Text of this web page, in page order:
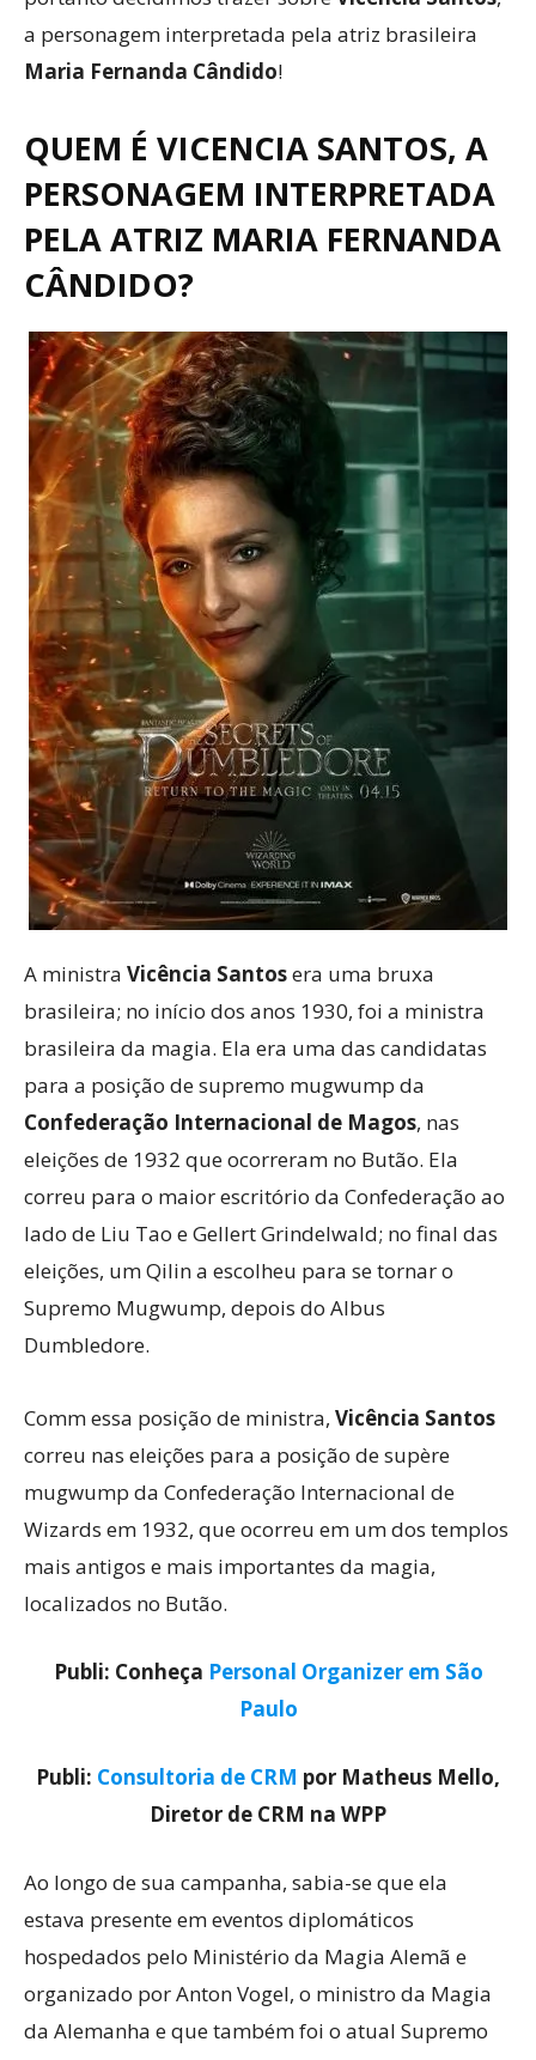
a personagem interpretada pela atriz brasileira
Maria Fernanda Cândido!
QUEM É VICENCIA SANTOS, A
PERSONAGEM INTERPRETADA
PELA ATRIZ MARIA FERNANDA
CÂNDIDO?
A ministra Vicência Santosera uma bruxa
brasileira; no início dos anos 1930, foi a ministra
brasileira da magia. Ela era uma das candidatas
para a posição de supremo mugwump da
Confederação Internacional de Magos, nas
eleições de 1932 que ocorreram no Butão. Ela
correu para o maior escritório da Confederação ao
lado de Liu Tao e Gellert Grindelwald; no final das
eleições, um Qilin a escolheu para se tornar o
Supremo Mugwump, depois do Albus
Dumbledore.
Comm essa posição de ministra, Vicência Santos
correu nas eleições para a posição de supère
mugwump da Confederação Internacional de
Wizards em 1932, que ocorreu em um dos templos
mais antigos e mais importantes da magia,
localizados no Butão.
Publi: Conheça Personal Organizer em São
Paulo
Publi: Consultoria de CRM por Matheus Mello,
Diretor de CRM na WPP
Ao longo de sua campanha, sabia-se que ela
estava presente em eventos diplomáticos
hospedados pelo Ministério da Magia Alemã e
organizado por Anton Vogel, o ministro da Magia
da Alemanha e que também foi o atual Supremo